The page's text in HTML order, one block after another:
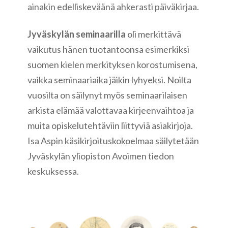
ainakin edelliskeväänä ahkerasti päiväkirjaa.
Jyväskylän seminaarilla oli merkittävä
vaikutus hänen tuotantoonsa esimerkiksi
suomen kielen merkityksen korostumisena,
vaikka seminaariaika jäikin lyhyeksi. Noilta
vuosilta on säilynyt myös seminaarilaisen
arkista elämää valottavaa kirjeenvaihtoa ja
muita opiskelutehtäviin liittyviä asiakirjoja.
Isa Aspin käsikirjoituskokoelmaa säilytetään
Jyväskylän yliopiston Avoimen tiedon
keskuksessa.